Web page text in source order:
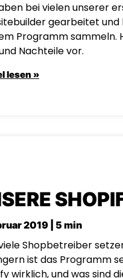
bei vielen unserer
gearbeitet
Programm sammeln.
Nachteile vor.
lesen »
2019 | 5 min
Shopbetreiber
ist das Programm
wirklich, und was sind